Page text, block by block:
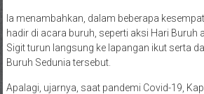
Ia menambahkan, dalam beberapa
hadir di acara buruh, seperti aksi Hari Buruh
Sigit turun langsung ke lapangan ikut serta
Buruh Sedunia tersebut.
Apalagi, ujarnya, saat pandemi Covid-19,